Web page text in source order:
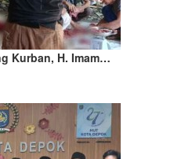
Kurban, H. Imam…